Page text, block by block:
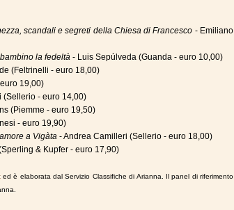
scandali e segreti della Chiesa di Francesco - Emiliano
la fedeltà - Luis Sepúlveda (Guanda - euro 10,00)
(Feltrinelli - euro 18,00)
19,00)
(Sellerio - euro 14,00)
(Piemme - euro 19,50)
- euro 19,90)
a Vigàta - Andrea Camilleri (Sellerio - euro 18,00)
& Kupfer - euro 17,90)
ed è elaborata dal Servizio Classifiche di Arianna. Il panel di riferimento